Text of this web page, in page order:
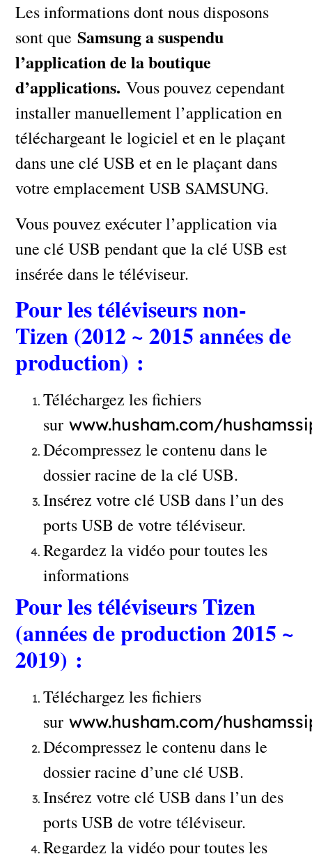
Les informations dont nous disposons
sont queSamsung a suspendu
l’application de la boutique
d’applications.Vous pouvez cependant
installer manuellement l’application en
téléchargeant le logiciel et en le plaçant
dans une clé USB et en le plaçant dans
votre emplacement USB SAMSUNG.
Vous pouvez exécuter l’application via
une clé USB pendant que la clé USB est
insérée dans le téléviseur.
Pour les téléviseurs non-
Tizen (2012 ~ 2015 années de
production) :
Téléchargez les fichiers
surwww.husham.com/
Décompressez le contenu dans le
dossier racine de la clé USB.
Insérez votre clé USB dans l’un des
ports USB de votre téléviseur.
Regardez la vidéo pour toutes les
informations
Pour les téléviseurs Tizen
(années de production 2015 ~
2019) :
Téléchargez les fichiers
surwww.husham.com/
Décompressez le contenu dans le
dossier racine d’une clé USB.
Insérez votre clé USB dans l’un des
ports USB de votre téléviseur.
Regardez la vidéo pour toutes les